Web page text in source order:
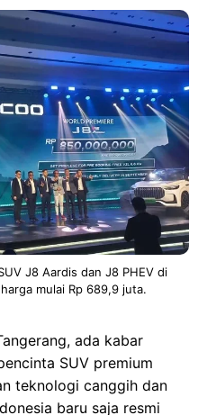
J8 Aardis dan J8 PHEV di
mulai Rp 689,9 juta.
ada kabar
SUV premium
teknologi canggih dan
baru saja resmi